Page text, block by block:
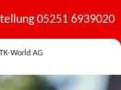
05251 6939020
TK-World AG